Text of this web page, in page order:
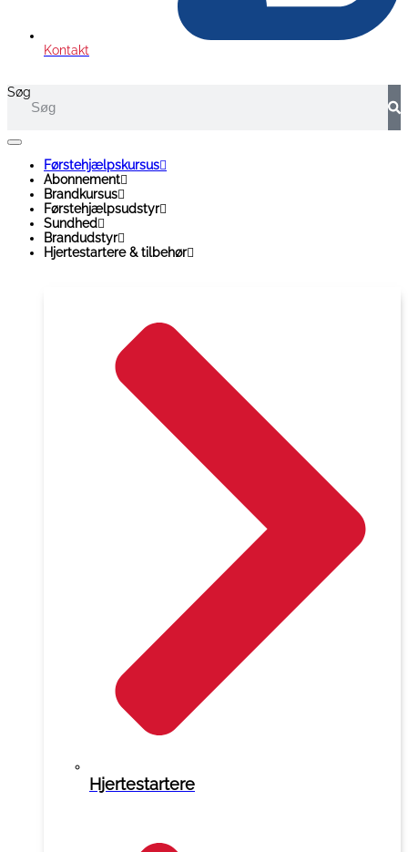
Kontakt
Søg
Førstehjælpskursus
Abonnement
Brandkursus
Førstehjælpsudstyr
Sundhed
Brandudstyr
Hjertestartere & tilbehør
Hjertestartere